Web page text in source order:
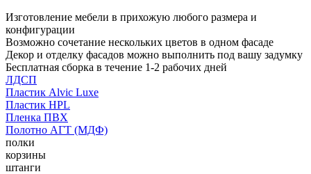
Изготовление мебели в прихожую любого размера и
конфигурации
Возможно сочетание нескольких цветов в одном фасаде
Декор и отделку фасадов можно выполнить под вашу задумку
Бесплатная сборка в течение 1-2 рабочих дней
ЛДСП
Пластик Alvic Luxe
Пластик HPL
Пленка ПВХ
Полотно АГТ (МДФ)
полки
корзины
штанги